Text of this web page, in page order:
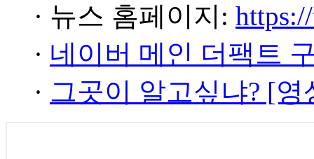
· 뉴스 홈페이지:
· 네이버 메인 더팩트
· 그곳이 알고싶냐? [